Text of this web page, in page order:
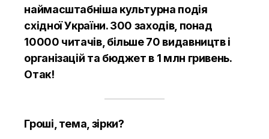
наймасштабніша культурна подія
східної України. 300 заходів, понад
10000 читачів, більше 70 видавництв і
організацій та бюджет в 1 млн гривень.
Отак!
Гроші, тема, зірки?